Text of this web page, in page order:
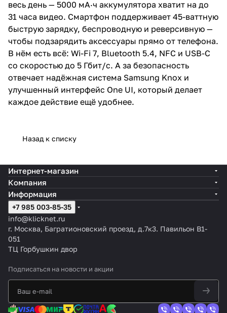
весь день — 5000 мА·ч аккумулятора хватит на до
31 часа видео. Смартфон поддерживает 45-ваттную
быструю зарядку, беспроводную и реверсивную —
чтобы подзарядить аксессуары прямо от телефона.
В нём есть всё: Wi-Fi 7, Bluetooth 5.4, NFC и USB-C
со скоростью до 5 Гбит/с. А за безопасность
отвечает надёжная система Samsung Knox и
улучшенный интерфейс One UI, который делает
каждое действие ещё удобнее.
Назад к списку
Интернет-магазин
Компания
Информация
+7 985 003-85-35
info@klicknet.ru
г. Москва, Багратионовский проезд, д.7к3. Павильон B1-
051
ТЦ Горбушкин двор
Подписаться на новости и акции